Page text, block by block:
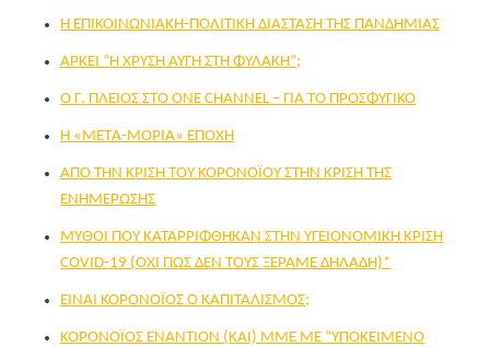
Η ΕΠΙΚΟΙΝΩΝΙΑΚΗ-ΠΟΛΙΤΙΚΗ ΔΙΑΣΤΑΣΗ ΤΗΣ ΠΑΝΔΗΜΙΑΣ
ΑΡΚΕΙ “Η ΧΡΥΣΗ ΑΥΓΗ ΣΤΗ ΦΥΛΑΚΗ”;
Ο Γ. ΠΛΕΙΟΣ ΣΤΟ ΟΝΕ CHANNEL – ΓΙΑ ΤΟ ΠΡΟΣΦΥΓΙΚΟ
Η «ΜΕΤA-ΜOΡΙΑ» ΕΠΟΧH
ΑΠΟ ΤΗΝ ΚΡΙΣΗ ΤΟΥ ΚΟΡΟΝΟΪΟΥ ΣΤΗΝ ΚΡΙΣΗ ΤΗΣ
ΕΝΗΜΕΡΩΣΗΣ
ΜYΘΟΙ ΠΟΥ ΚΑΤΑΡΡIΦΘΗΚΑΝ ΣΤΗΝ ΥΓΕΙΟΝΟΜΙΚH ΚΡIΣΗ
COVID-19 (OΧΙ ΠΩΣ ΔΕΝ ΤΟΥΣ ΞEΡΑΜΕ ΔΗΛΑΔH)*
EINAI ΚΟΡΟΝΟΪΟΣ Ο ΚΑΠΙΤΑΛΙΣΜΟΣ;
ΚΟΡΟΝΟΪOΣ ΕΝΑΝΤIΟΝ (ΚΑΙ) ΜΜΕ ΜΕ “ΥΠΟΚΕIΜΕΝΟ